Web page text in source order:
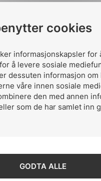
cookies
informasjonskapsler
å levere sosiale
dessuten informasjon
våre innen sosiale
den med annen
som de har samlet inn
GODTA ALLE